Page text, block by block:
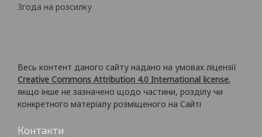
Згода на розсилку
Весь контент даного сайту надано на умовах ліцензії
Creative Commons Attribution 4.0 International license,
якщо інше не зазначено щодо частини, розділу чи
конкретного матеріалу розміщеного на Сайті
Контакти